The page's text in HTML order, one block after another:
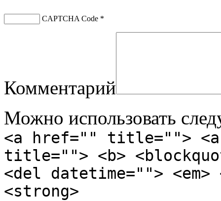
CAPTCHA Code *
Комментарий
Можно использовать
<a href="" title="">
title=""> <b>
<del datetime="">
<strong>